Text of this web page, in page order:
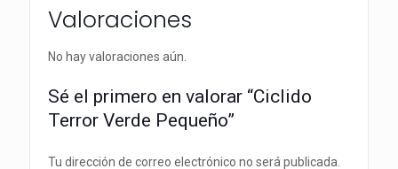
Valoraciones
No hay valoraciones aún.
Sé el primero en valorar “Ciclido
Terror Verde Pequeño”
Tu dirección de correo electrónico no será publicada.